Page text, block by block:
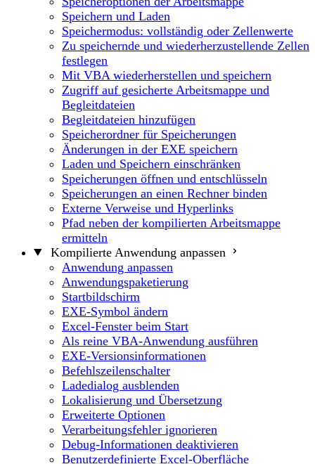
Speichern und Laden
Speichermodus: vollständig oder Zellenwerte
Zu speichernde und wiederherzustellende Zellen
festlegen
Mit VBA wiederherstellen und speichern
Zugriff auf gesicherte Arbeitsmappe und
Begleitdateien
Begleitdateien hinzufügen
Speicherordner für Speicherungen
Änderungen in der EXE speichern
Laden und Speichern einschränken
Speicherungen öffnen und entschlüsseln
Speicherungen an einen Rechner binden
Externe Verweise und Hyperlinks
Pfad neben der kompilierten Arbeitsmappe
ermitteln
Kompilierte Anwendung anpassen
Anwendung anpassen
Anwendungspaketierung
Startbildschirm
EXE-Symbol ändern
Excel-Fenster beim Start
Als reine VBA-Anwendung ausführen
EXE-Versionsinformationen
Befehlszeilenschalter
Ladedialog ausblenden
Lokalisierung und Übersetzung
Erweiterte Optionen
Verarbeitungsfehler ignorieren
Debug-Informationen deaktivieren
Benutzerdefinierte Excel-Oberfläche